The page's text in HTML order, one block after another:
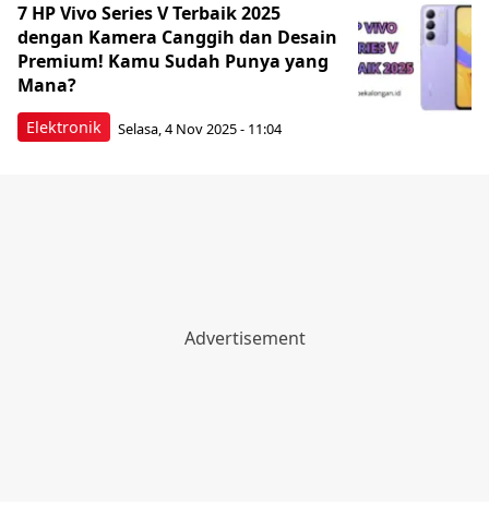
Elektronik
7 HP Vivo Series V Terbaik 2025
dengan Kamera Canggih dan Desain
Premium! Kamu Sudah Punya yang
Mana?
Selasa, 4 Nov 2025 - 11:04